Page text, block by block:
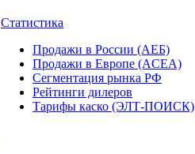
Статистика
Продажи в России (АЕБ)
Продажи в Европе (ACEA)
Сегментация рынка РФ
Рейтинги дилеров
Тарифы каско (ЭЛТ-ПОИСК)